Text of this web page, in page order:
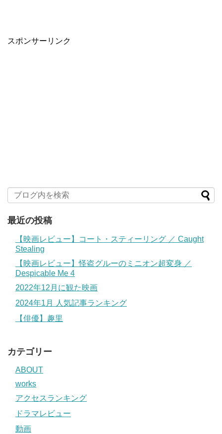
スポンサーリンク
最近の投稿
【映画レビュー】コート・スティーリング ／ Caught
Stealing
【映画レビュー】怪盗グルーのミニオン超変身 ／
Despicable Me 4
2022年12月に観た映画
2024年1月 人気記事ランキング
【俳優】趣里
カテゴリー
ABOUT
works
アクセスランキング
ドラマレビュー
動画